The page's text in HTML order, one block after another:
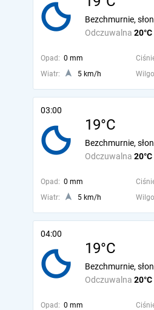
Odczuwalna 20°C
Bezchmurnie,
Opad: 0 mm
Wiatr:
5 km/h
03:00
19°C
Odczuwalna 20°C
Bezchmurnie,
Opad: 0 mm
Wiatr:
5 km/h
04:00
19°C
Odczuwalna 20°C
Bezchmurnie,
Opad: 0 mm